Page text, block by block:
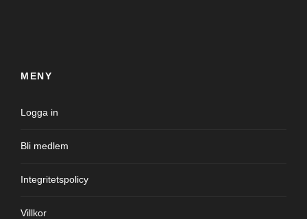
MENY
Logga in
Bli medlem
Integritetspolicy
Villkor